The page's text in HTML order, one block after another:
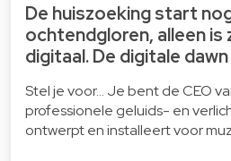
De huiszoeking start
ochtendgloren, alleen is
digitaal. De digitale
Stel je voor… Je bent de CEO
professionele geluids- en
ontwerpt en installeert voor